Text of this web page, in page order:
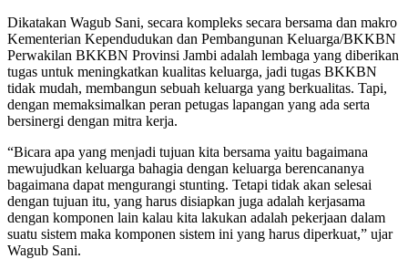
Dikatakan Wagub Sani, secara kompleks secara bersama dan makro
Kementerian Kependudukan dan Pembangunan Keluarga/BKKBN
Perwakilan BKKBN Provinsi Jambi adalah lembaga yang diberikan
tugas untuk meningkatkan kualitas keluarga, jadi tugas BKKBN
tidak mudah, membangun sebuah keluarga yang berkualitas. Tapi,
dengan memaksimalkan peran petugas lapangan yang ada serta
bersinergi dengan mitra kerja.
“Bicara apa yang menjadi tujuan kita bersama yaitu bagaimana
mewujudkan keluarga bahagia dengan keluarga berencananya
bagaimana dapat mengurangi stunting. Tetapi tidak akan selesai
dengan tujuan itu, yang harus disiapkan juga adalah kerjasama
dengan komponen lain kalau kita lakukan adalah pekerjaan dalam
suatu sistem maka komponen sistem ini yang harus diperkuat,” ujar
Wagub Sani.